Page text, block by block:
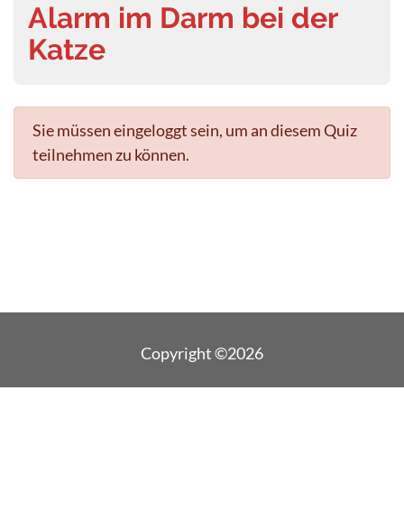
Alarm im Darm bei der
Katze
Sie müssen eingeloggt sein, um an diesem Quiz
teilnehmen zu können.
Copyright ©2026